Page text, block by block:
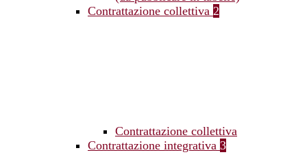
Contrattazione collettiva 2
Contrattazione collettiva
Contrattazione integrativa 3